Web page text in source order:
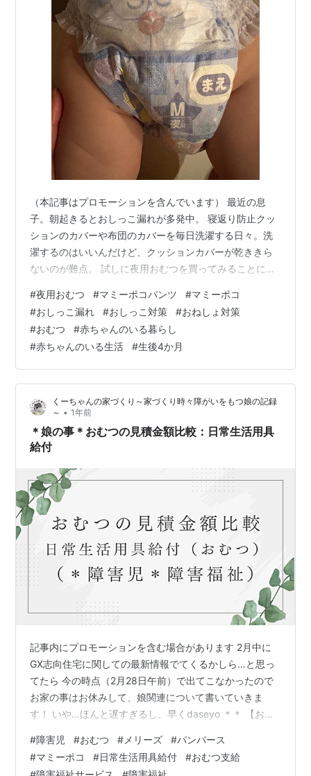
（本記事はプロモーションを含んでいます） 最近の息
子。朝起きるとおしっこ漏れが多発中。 寝返り防止クッ
ションのカバーや布団のカバーを毎日洗濯する日々。洗
濯するのはいいんだけど、クッションカバーが乾ききら
ないのが難点。 試しに夜用おむつを買ってみることに。
ていて・・・落胆。2日目→漏れてない！！！3日目→こ
れから・・・ ギャンブルのような気持ちです。(笑) 漏れ
ないために買ったのに漏れたら意味ないのよー。 マミー
ポコがだめだったら、パンパースか？でもパンパース結
構高くなかったかなあ？ 【パンツ Mサイズ】マミーポコ
夜用パンツ ドラえもん オ…
#夜用おむつ #マミーポコパンツ #マミーポコ
#おしっこ漏れ #おしっこ対策 #おねしょ対策
#おむつ #赤ちゃんのいる暮らし
#赤ちゃんのいる生活 #生後4か月
くーちゃんの家づくり～家づくり時々障がいをもつ娘の記録
～ • 1年前
＊娘の事＊おむつの見積金額比較：日常生活用具
給付
記事内にプロモーションを含む場合があります 2月中に
GX志向住宅に関しての最新情報でてくるかしら…と思っ
てたら 今の時点（2月28日午前）で出てこなかったので
お家の事はお休みして、娘関連について書いていきま
す！ いや…ほんと遅すぎるし、早くdaseyo ＊＊ 【おむ
ー変更！でも…価格差にびっくり😳 🏆手出し金額も大幅
カット！！ 価格だけじゃない！おむつ選びのポイント👶
#障害児 #おむつ # メリーズ #パンパース
#マミーポコ #日常生活用具給付 #おむつ支給